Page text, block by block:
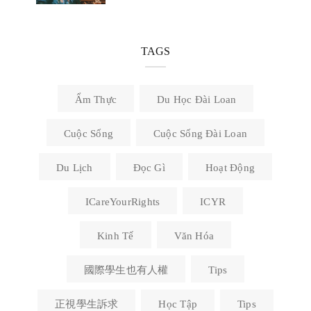
TAGS
Ẩm Thực Du Học Đài Loan
Cuộc Sống Cuộc Sống Đài Loan
Du Lịch Đọc Gì Hoạt Động
ICareYourRights ICYR
Kinh Tế Văn Hóa
國際學生也有人權 Tips
正視學生訴求 Học Tập Tips